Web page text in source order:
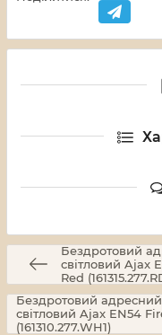
Бездротовий
світловий
Red
Бездротовий
світловий Ajax EN54
(161310.277.WH1)